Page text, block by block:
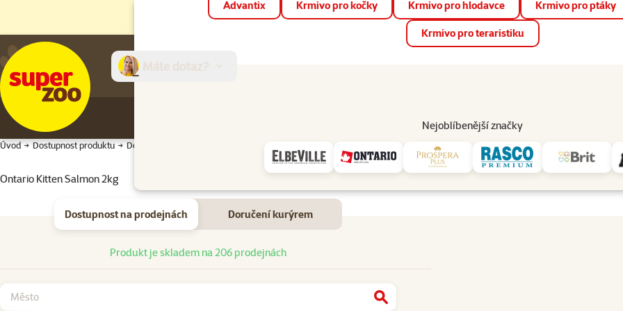
📱 Stáhněte si novou aplikaci Super zoo.Více informací
Advantix Krmivo pro kočky Krmivo pro hlodavce Krmivo pro ptáky
Krmivo pro teraristiku
Nejoblíbenější značky
Prodejny Služby
Úvod Dostupnost produktu Dostupnost produktu
Dostupnost a doručení
Ontario Kitten Salmon 2kg
Dostupnost na prodejnách Doručení kurýrem
Dostupnost na prodejnáchProdukt je skladem na 206 prodejnách
Najít